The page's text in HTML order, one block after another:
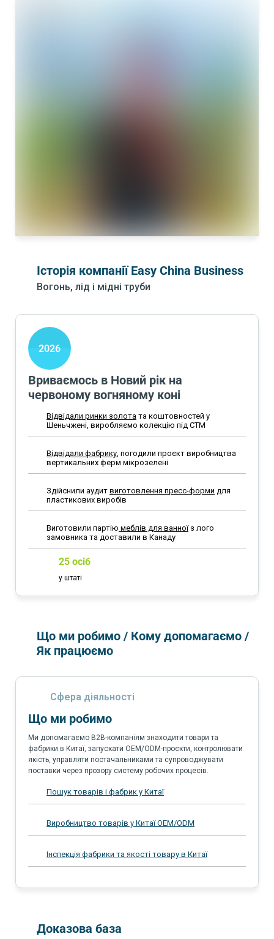
Історія компанії Easy China Business
Вогонь, лід і мідні труби
2026
Вриваємось в Новий рік на
червоному вогняному коні
Відвідали ринки золота та коштовностей у
Шеньчжені, виробляємо колекцію під СТМ
Відвідали фабрику, погодили проєкт виробництва
вертикальних ферм мікрозелені
Здійснили аудит виготовлення пресс-форми для
пластикових виробів
Виготовили партію меблів для ванноїз лого
замовника та доставили в Канаду
25 осіб
у штаті
Що ми робимо / Кому допомагаємо /
Як працюємо
Сфера діяльності
Що ми робимо
Ми допомагаємо B2B-компаніям знаходити товари та
фабрики в Китаї, запускати OEM/ODM-проєкти, контролювати
якість, управляти постачальниками та супроводжувати
поставки через прозору систему робочих процесів.
Пошук товарів і фабрик у Китаї
Виробництво товарів у Китаї OEM/ODM
Інспекція фабрики та якості товару в Китаї
Доказова база